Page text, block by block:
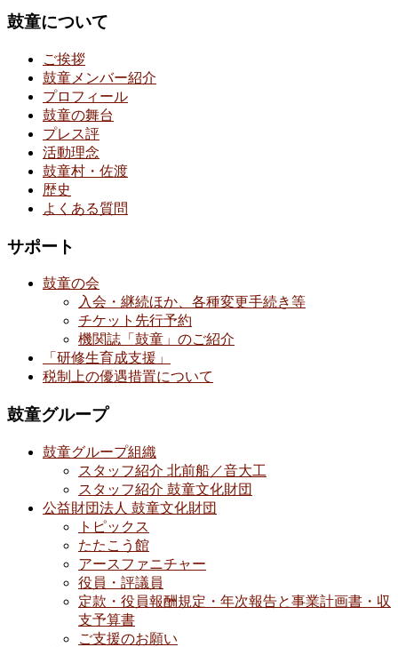
鼓童について
ご挨拶
鼓童メンバー紹介
プロフィール
鼓童の舞台
プレス評
活動理念
鼓童村・佐渡
歴史
よくある質問
サポート
鼓童の会
入会・継続ほか、各種変更手続き等
チケット先行予約
機関誌「鼓童」のご紹介
「研修生育成支援」
税制上の優遇措置について
鼓童グループ
鼓童グループ組織
スタッフ紹介 北前船／音大工
スタッフ紹介 鼓童文化財団
公益財団法人 鼓童文化財団
トピックス
たたこう館
アースファニチャー
役員・評議員
定款・役員報酬規定・年次報告と事業計画書・収
支予算書
ご支援のお願い